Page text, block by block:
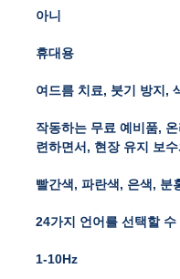
아니
휴대용
여드름 치료, 붓기 방지,
작동하는 무료 예비품,
련하면서, 현장 유지 보
빨간색, 파란색, 은색, 분
24가지 언어를 선택할 수
1-10Hz